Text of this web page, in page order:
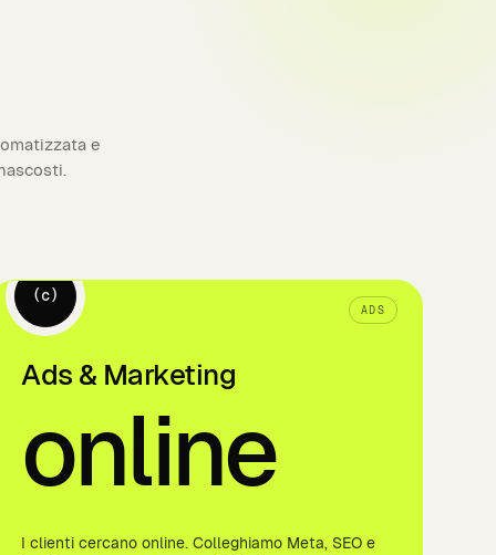
e
(c)
ADS
Ads & Marketing
online
I clienti cercano online. Colleghiamo Meta, SEO e